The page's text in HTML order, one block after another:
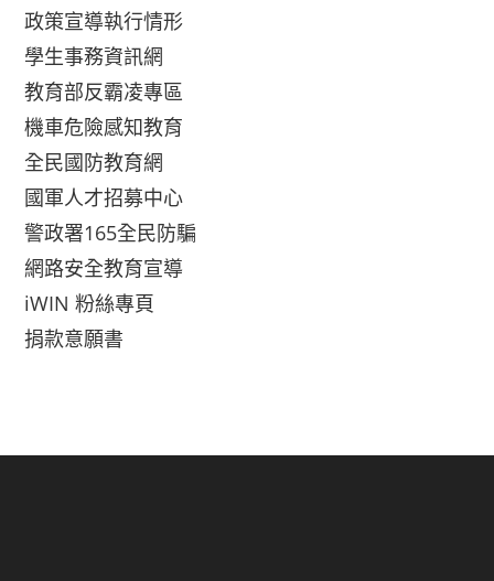
政策宣導執行情形
學生事務資訊網
教育部反霸凌專區
機車危險感知教育
全民國防教育網
國軍人才招募中心
警政署165全民防騙
網路安全教育宣導
iWIN 粉絲專頁
捐款意願書